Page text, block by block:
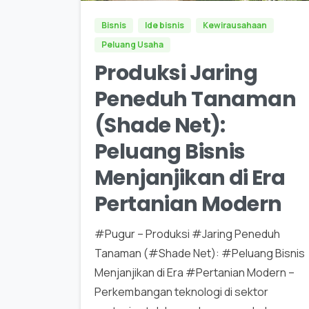
Bisnis Ide bisnis
Kewirausahaan
Peluang Usaha
Produksi Jaring
Peneduh Tanaman
(Shade Net):
Peluang Bisnis
Menjanjikan di Era
Pertanian Modern
#Pugur – Produksi #Jaring Peneduh
Tanaman (#Shade Net): #Peluang Bisnis
Menjanjikan di Era #Pertanian Modern –
Perkembangan teknologi di sektor